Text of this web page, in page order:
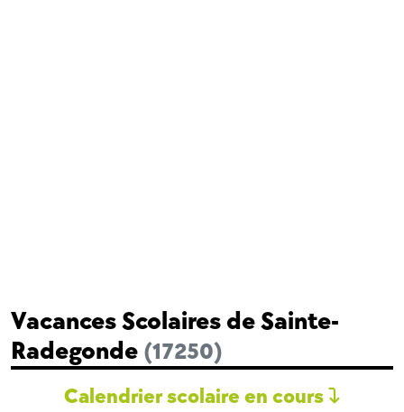
Vacances Scolaires de Sainte-
Radegonde (17250)
Calendrier scolaire en cours